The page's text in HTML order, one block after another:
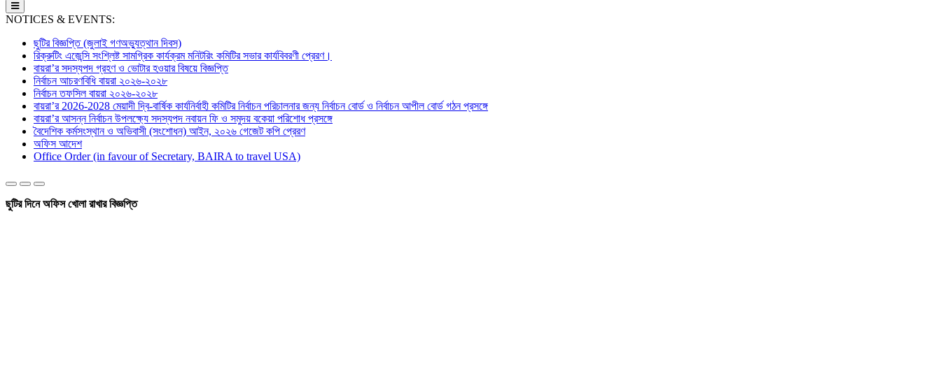
NOTICES & EVENTS:
ছুটির বিজ্ঞপ্তি (জুলাই গণঅভ্যুত্থান দিবস)
রিক্রুটিং এজেন্সি সংশ্লিষ্ট সামগ্রিক কার্যক্রম মনিটরিং কমিটির সভার কার্যবিবরণী প্রেরণ।
বায়রা’র সদস্যপদ গ্রহণ ও ভোটার হওয়ার বিষয়ে বিজ্ঞপ্তি
নির্বাচন আচরণবিধি বায়রা ২০২৬-২০২৮
নির্বাচন তফসিল বায়রা ২০২৬-২০২৮
বায়রা’র 2026-2028 মেয়াদী দ্বি-বার্ষিক কার্যনির্বাহী কমিটির নির্বাচন পরিচালনার জন্য নির্বাচন বোর্ড ও নির্বাচন আপীল বোর্ড গঠন প্রসঙ্গে
বায়রা’র আসন্ন নির্বাচন উপলক্ষ্যে সদস্যপদ নবায়ন ফি ও সমুদয় বকেয়া পরিশোধ প্রসঙ্গে
বৈদেশিক কর্মসংস্থান ও অভিবাসী (সংশোধন) আইন, ২০২৬ গেজেট কপি প্রেরণ
অফিস আদেশ
Office Order (in favour of Secretary, BAIRA to travel USA)
ছুটির দিনে অফিস খোলা রাখার বিজ্ঞপ্তি